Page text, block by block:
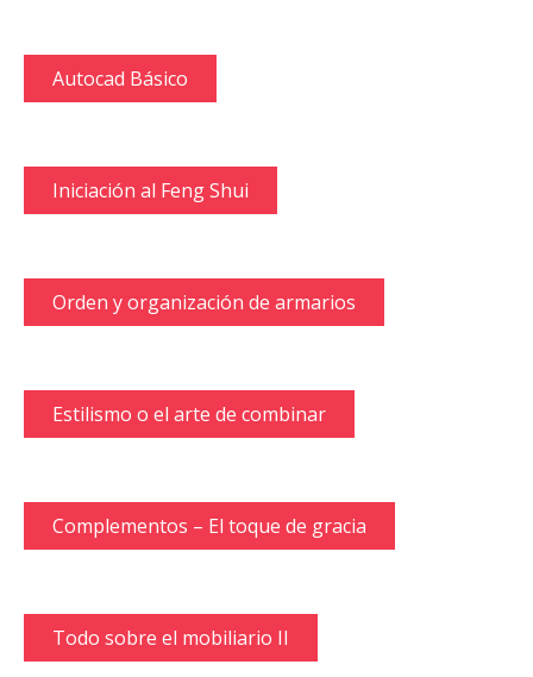
Autocad Básico
Iniciación al Feng Shui
Orden y organización de armarios
Estilismo o el arte de combinar
Complementos – El toque de gracia
Todo sobre el mobiliario II